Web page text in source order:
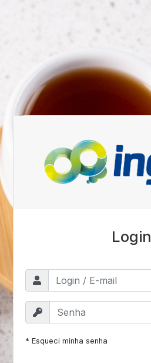
Login
* Esqueci minha senha